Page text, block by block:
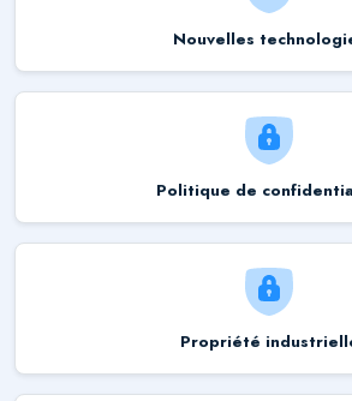
Nouvelles
Politique de
Propriété